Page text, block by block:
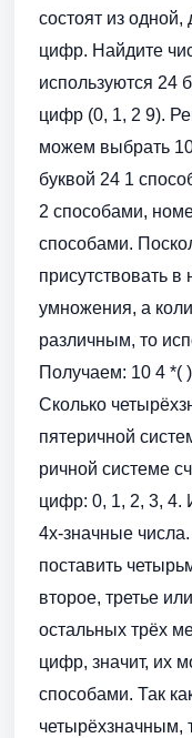
состоят из одной,
цифр. Найдите
используются 24
цифр (0, 1, 2 9).
можем выбрать
буквой 24 1
2 способами,
способами.
присутствовать
умножения, а
различным, то
Получаем: 10 4 *(
Сколько
пятеричной
ричной системе
цифр: 0, 1, 2, 3, 4.
4х-значные
поставить
второе, третье
остальных трёх
цифр, значит, их
способами. Так
четырёхзначным,